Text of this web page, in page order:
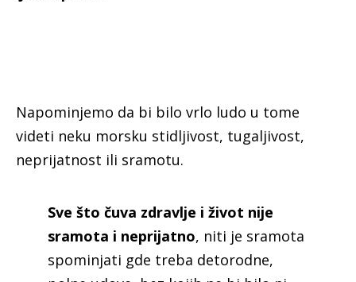
Napominjemo da bi bilo vrlo ludo u tome
videti neku morsku stidljivost, tugaljivost,
neprijatnost ili sramotu.
Sve što čuva zdravlje i život nije
sramota i neprijatno, niti je sramota
spominjati gde treba detorodne,